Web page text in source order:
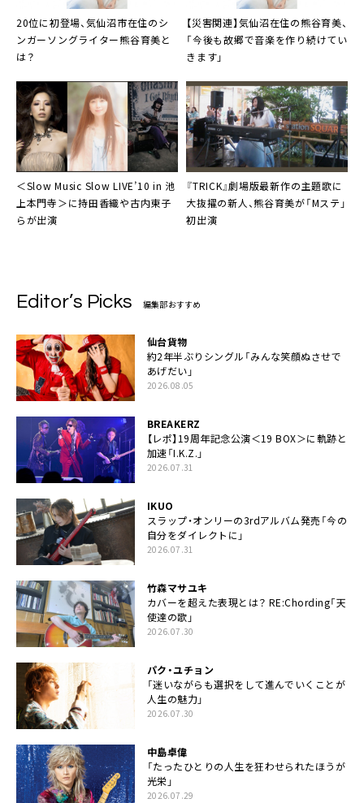
20位に初登場、気仙沼市在住のシ
ンガーソングライター熊谷育美と
は？
【災害関連】気仙沼在住の熊谷育美、
「今後も故郷で音楽を作り続けてい
きます」
＜Slow Music Slow LIVE’10 in 池
上本門寺＞に持田香織や古内東子
らが出演
『TRICK』劇場版最新作の主題歌に
大抜擢の新人、熊谷育美が「Mステ」
初出演
Editor’s Picks 編集部おすすめ
仙台貨物
約2年半ぶりシングル「みんな笑顔ぬさせで
あげだい」
2026.08.05
BREAKERZ
【レポ】19周年記念公演＜19 BOX＞に軌跡と
加速「I.K.Z.」
2026.07.31
IKUO
スラップ・オンリーの3rdアルバム発売「今の
自分をダイレクトに」
2026.07.31
竹森マサユキ
カバーを超えた表現とは？ RE:Chording「天
使達の歌」
2026.07.30
パク・ユチョン
「迷いながらも選択をして進んでいくことが
人生の魅力」
2026.07.30
中島卓偉
「たったひとりの人生を狂わせられたほうが
光栄」
2026.07.29